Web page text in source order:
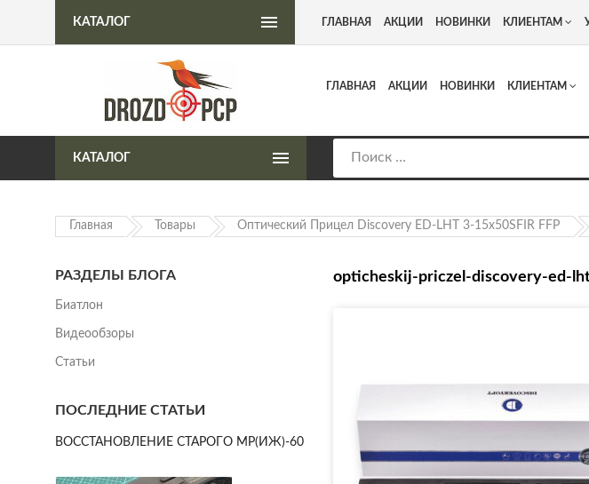
Интернет-магазин пневматического оружия Адрес: г. Москва, Люберцы,
ГЛАВНАЯ АКЦИИ НОВИНКИ КЛИЕНТАМ
КАТАЛОГ
КАТАЛОГ ГЛАВНАЯ АКЦИИ НОВИНКИ КЛИЕНТАМ
Главная Товары Оптический Прицел Discovery ED-LHT 3-15x50SFIR FFP
opticheskij-priczel-discovery-ed-
РАЗДЕЛЫ БЛОГА
Биатлон
Видеообзоры
Статьи
ПОСЛЕДНИЕ СТАТЬИ
ВОССТАНОВЛЕНИЕ СТАРОГО МР(ИЖ)-60